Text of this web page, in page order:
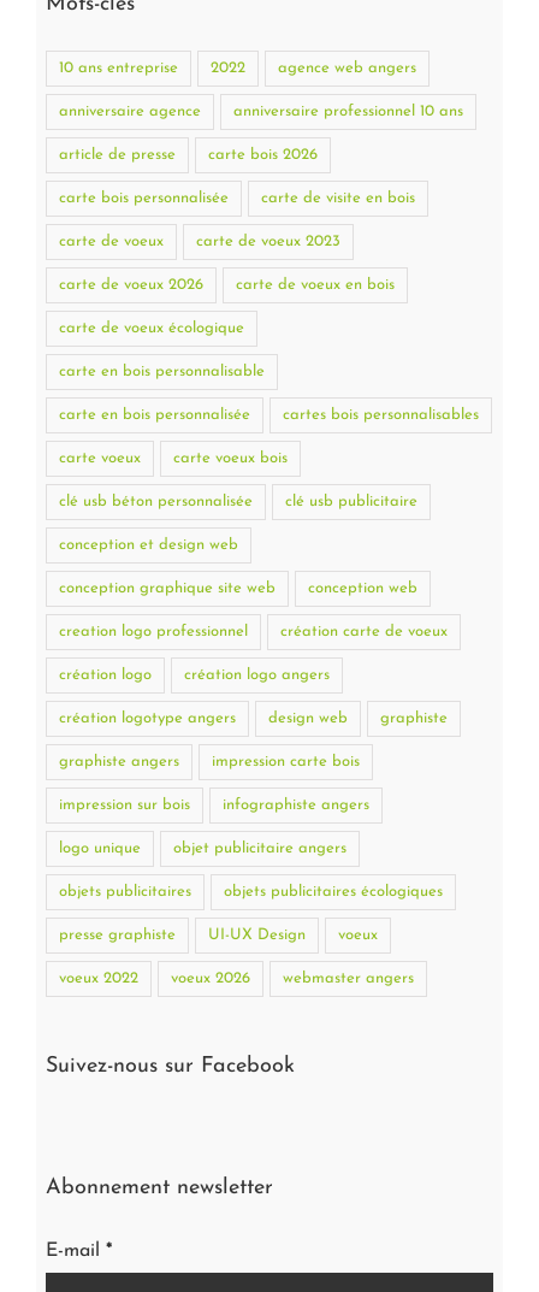
10 ans entreprise 2022 agence web angers
anniversaire agence anniversaire professionnel 10 ans
article de presse carte bois 2026
carte bois personnalisée carte de visite en bois
carte de voeux carte de voeux 2023
carte de voeux 2026 carte de voeux en bois
carte de voeux écologique
carte en bois personnalisable
carte en bois personnalisée cartes bois personnalisables
carte voeux carte voeux bois
clé usb béton personnalisée clé usb publicitaire
conception et design web
conception graphique site web conception web
creation logo professionnel création carte de voeux
création logo création logo angers
création logotype angers design web graphiste
graphiste angers impression carte bois
impression sur bois infographiste angers
logo unique objet publicitaire angers
objets publicitaires objets publicitaires écologiques
presse graphiste UI-UX Design voeux
voeux 2022 voeux 2026 webmaster angers
Suivez-nous sur Facebook
Abonnement newsletter
E-mail *